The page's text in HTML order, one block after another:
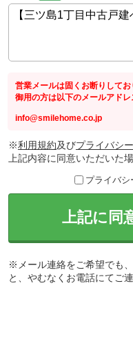
営業メールは固くお断りしてお
御用の方は以下のメールアドレ
info@smilehome.co.jp
※利用規約及びプライバシ
上記内容に同意いただいた
プライバシ
上記に同
※メール連絡をご希望でも
と、やむなくお電話にてご